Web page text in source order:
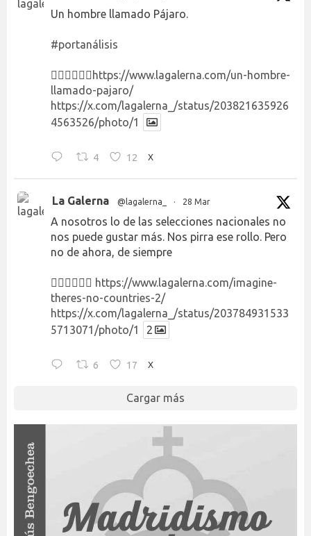
Un hombre llamado Pájaro.
#portanálisis
👉🏻👉🏻👉🏻 https://www.lagalerna.com/un-hombre-
llamado-pajaro/
https://x.com/lagalerna_/status/203821635926
4563526/photo/1
4 12 X
La Galerna @lagalerna_ · 28 Mar
A nosotros lo de las selecciones nacionales no
nos puede gustar más. Nos pirra ese rollo. Pero
no de ahora, de siempre
👉🏻👉🏻👉🏻 https://www.lagalerna.com/imagine-
theres-no-countries-2/
https://x.com/lagalerna_/status/203784931533
5713071/photo/1
2
6 17 X
Cargar más